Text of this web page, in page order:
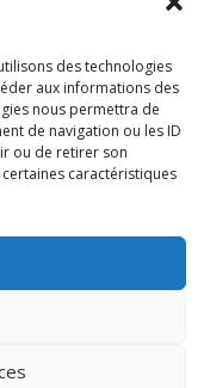
des technologies
aux informations des
nous permettra de
de navigation ou les ID
ou de retirer son
caractéristiques
FC Maurin ⚽️
FC Maurin ! ⚽️
U15 (
pour les
30 Août à
6
foot (...